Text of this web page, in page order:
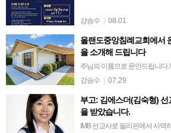
강승수 08.01
올랜도중앙침례교회에서
을 소개해 드립니다
주님의 이름으로 문안드립니다.
지내고 계신지요?올랜도 중앙
이 헌신하시다가 재충전의 시
강승수 07.29
부고: 김에스더(김숙형)
을 받았습니다.
IMB 선교사로 필리핀에서 사역